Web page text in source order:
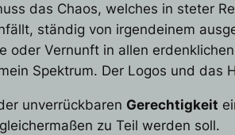
das Chaos, welches in steter
ständig von irgendeinem
Vernunft in allen
Spektrum. Der Logos und das
unverrückbaren Gerechtigkeit
zu Teil werden soll.